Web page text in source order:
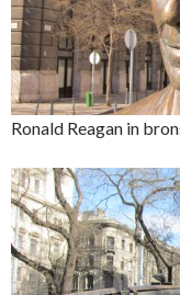
Ronald Reagan in